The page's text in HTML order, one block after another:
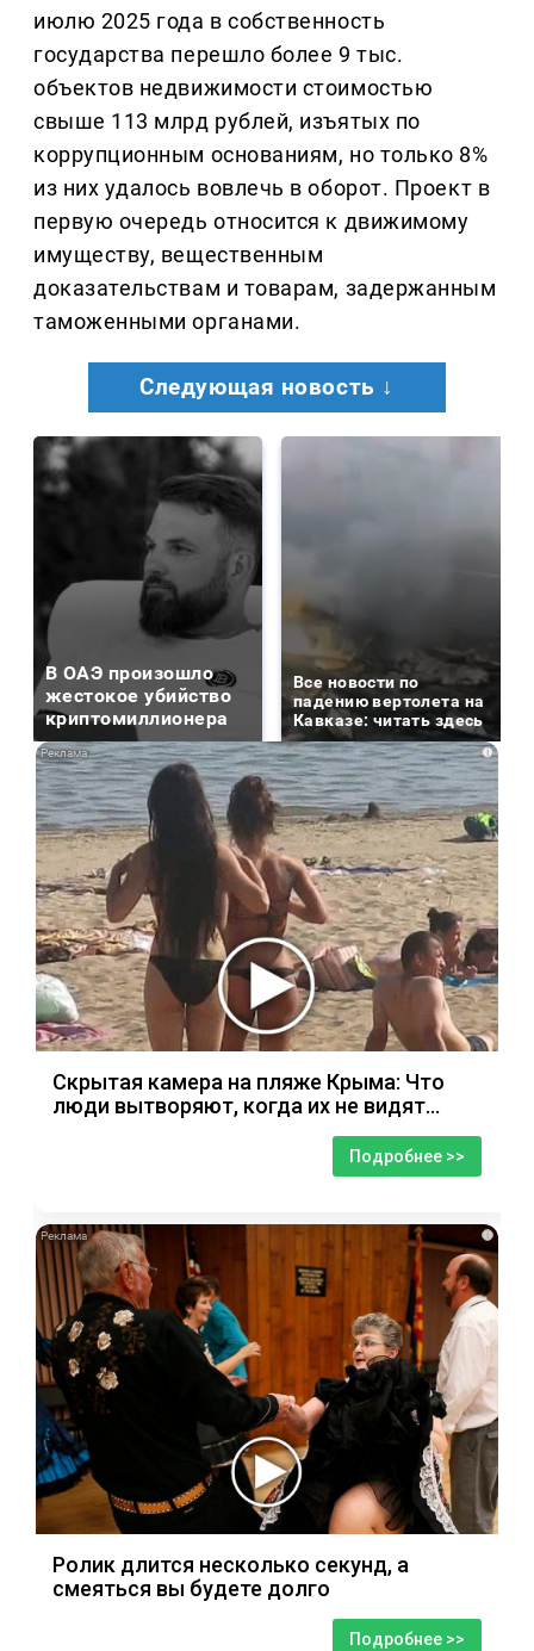
июлю 2025 года в собственность
государства перешло более 9 тыс.
объектов недвижимости стоимостью
свыше 113 млрд рублей, изъятых по
коррупционным основаниям, но только 8%
из них удалось вовлечь в оборот. Проект в
первую очередь относится к движимому
имуществу, вещественным
доказательствам и товарам, задержанным
таможенными органами.
Следующая новость ↓
В ОАЭ произошло
жестокое убийство
криптомиллионера
Все новости по
падению вертолета на
Кавказе: читать здесь
i
Скрытая камера на пляже Крыма: Что
люди вытворяют, когда их не видят...
Подробнее >>
i
Ролик длится несколько секунд, а
смеяться вы будете долго
Подробнее >>